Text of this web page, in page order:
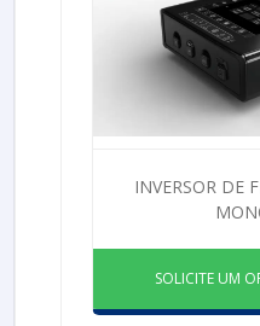
INVERSOR DE
SOLICITE UM